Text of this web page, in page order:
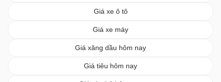
Giá xe ô tô
Giá xe máy
Giá xăng dầu hôm nay
Giá tiêu hôm nay